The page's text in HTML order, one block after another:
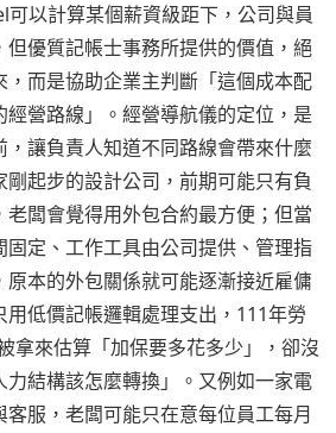
以計算某個薪資級距下，公司與員
優質記帳士事務所提供的價值，絕
而是協助企業主判斷「這個成本配
營路線」。經營導航儀的定位，是
讓負責人知道不同路線會帶來什麼
起步的設計公司，前期可能只有負
闆會覺得用外包合約最方便；但當
定、工作工具由公司提供、管理指
本的外包關係就可能逐漸接近雇傭
低價記帳邏輯處理支出，111年勞
拿來估算「加保要多花多少」，卻沒
力結構該怎麼轉換」。又例如一家電
服，老闆可能只在意每位員工每月